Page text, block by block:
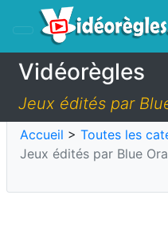
Vidéorègles
Jeux édités par
Accueil > Toutes les
Jeux édités par Blue